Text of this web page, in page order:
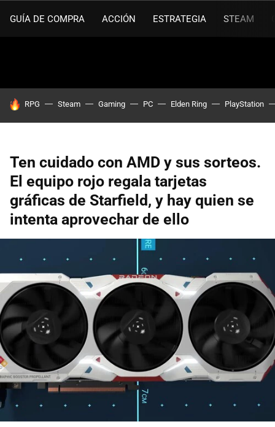
GUÍA DE COMPRA ACCIÓN ESTRATEGIA STEAM
HOY SE HABLA DE
RPG Steam Gaming PC Elden Ring PlayStation
Ten cuidado con AMD y sus sorteos.
El equipo rojo regala tarjetas
gráficas de Starfield, y hay quien se
intenta aprovechar de ello